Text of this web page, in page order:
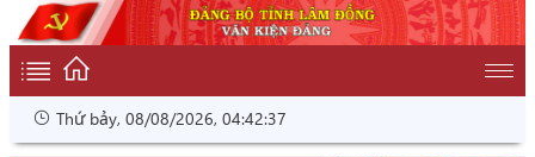
Thứ bảy, 08/08/2026, 04:42:37